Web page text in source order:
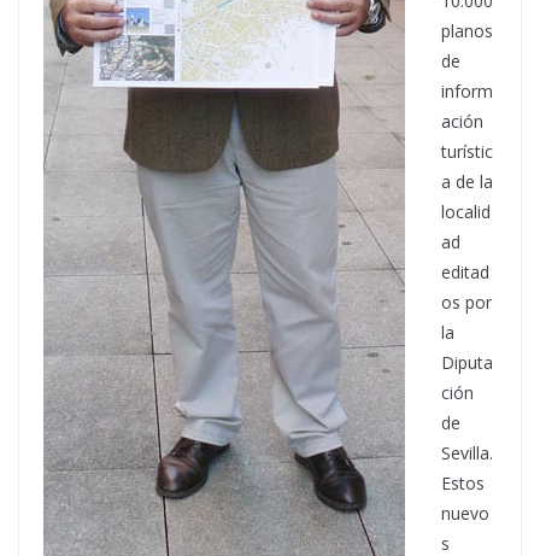
planos
de
inform
ación
turístic
a de la
localid
ad
editad
os por
la
Diputa
ción
de
Sevilla.
Estos
nuevo
s